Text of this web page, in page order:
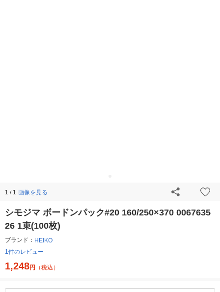
1 / 1 画像を見る
シモジマ ボードンパック#20 160/250×370 0067635
26 1束(100枚)
ブランド： HEIKO
1件のレビュー
1,248円 （税込）